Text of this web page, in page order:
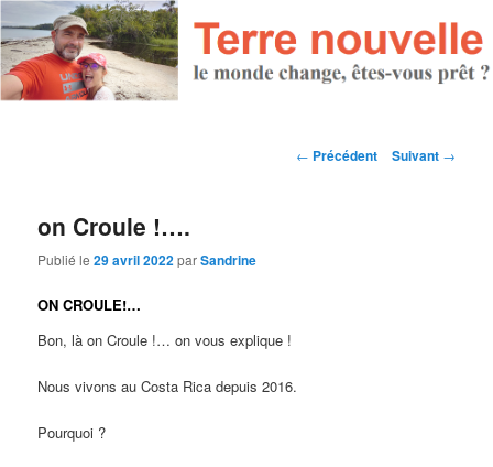
Navigation des articles
← Précédent Suivant →
on Croule !….
Publié le29 avril 2022parSandrine
ON CROULE!…
Bon, là on Croule !… on vous explique !
Nous vivons au Costa Rica depuis 2016.
Pourquoi ?